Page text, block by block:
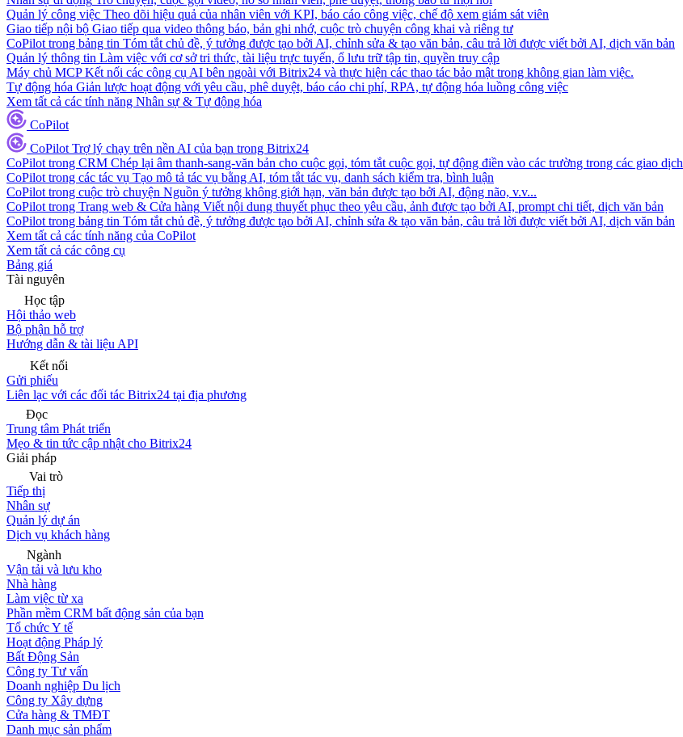
Quản lý công việc Theo dõi hiệu quả của nhân viên với KPI, báo cáo công việc, chế độ xem giám sát viên
Giao tiếp nội bộ Giao tiếp qua video thông báo, bản ghi nhớ, cuộc trò chuyện công khai và riêng tư
CoPilot trong bảng tin Tóm tắt chủ đề, ý tưởng được tạo bởi AI, chỉnh sửa & tạo văn bản, câu trả lời được viết bởi AI, dịch văn bản
Quản lý thông tin Làm việc với cơ sở tri thức, tài liệu trực tuyến, ổ lưu trữ tập tin, quyền truy cập
Máy chủ MCP Kết nối các công cụ AI bên ngoài với Bitrix24 và thực hiện các thao tác bảo mật trong không gian làm việc.
Tự động hóa Giản lược hoạt động với yêu cầu, phê duyệt, báo cáo chi phí, RPA, tự động hóa luồng công việc
Xem tất cả các tính năng Nhân sự & Tự động hóa
CoPilot
CoPilot Trợ lý chạy trên nền AI của bạn trong Bitrix24
CoPilot trong CRM Chép lại âm thanh-sang-văn bản cho cuộc gọi, tóm tắt cuộc gọi, tự động điền vào các trường trong các giao dịch
CoPilot trong các tác vụ Tạo mô tả tác vụ bằng AI, tóm tắt tác vụ, danh sách kiểm tra, bình luận
CoPilot trong cuộc trò chuyện Nguồn ý tưởng không giới hạn, văn bản được tạo bởi AI, động não, v.v...
CoPilot trong Trang web & Cửa hàng Viết nội dung thuyết phục theo yêu cầu, ảnh được tạo bởi AI, prompt chi tiết, dịch văn bản
CoPilot trong bảng tin Tóm tắt chủ đề, ý tưởng được tạo bởi AI, chỉnh sửa & tạo văn bản, câu trả lời được viết bởi AI, dịch văn bản
Xem tất cả các tính năng của CoPilot
Xem tất cả các công cụ
Bảng giá
Tài nguyên
Học tập
Hội thảo web
Bộ phận hỗ trợ
Hướng dẫn & tài liệu API
Kết nối
Gửi phiếu
Liên lạc với các đối tác Bitrix24 tại địa phương
Đọc
Trung tâm Phát triển
Mẹo & tin tức cập nhật cho Bitrix24
Giải pháp
Vai trò
Tiếp thị
Nhân sự
Quản lý dự án
Dịch vụ khách hàng
Ngành
Vận tải và lưu kho
Nhà hàng
Làm việc từ xa
Phần mềm CRM bất động sản của bạn
Tổ chức Y tế
Hoạt động Pháp lý
Bất Động Sản
Công ty Tư vấn
Doanh nghiệp Du lịch
Công ty Xây dựng
Cửa hàng & TMĐT
Danh mục sản phẩm